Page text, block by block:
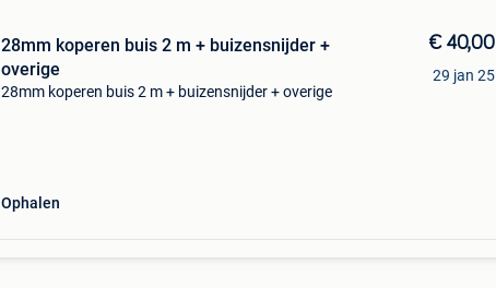
28mm koperen buis 2 m + buizensnijder +
overige
28mm koperen buis 2 m + buizensnijder + overige
Ophalen
€ 40,00
29 jan 25